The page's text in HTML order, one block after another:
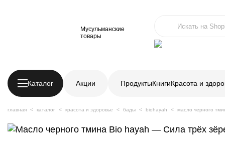
Мусульманские
товары
Каталог Акции ПродуктыКнигиКрасота и
главная каталог красота и здоровье бады biohayah масло черного